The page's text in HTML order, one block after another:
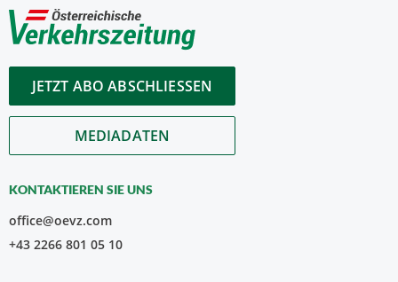
JETZT ABO ABSCHLIESSEN
MEDIADATEN
KONTAKTIEREN SIE UNS
office@oevz.com
+43 2266 801 05 10